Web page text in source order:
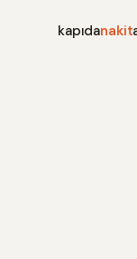
kapıdanakit